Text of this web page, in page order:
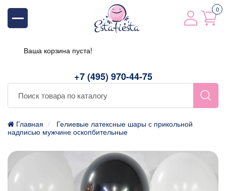
+7 (495) 970-44-75
0
Ваша корзина пуста!
Главная
Гелиевые латексные шары с прикольной
надписью мужчине оскопбительные